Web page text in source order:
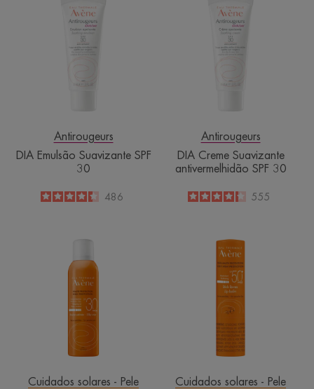
Emulsão
Suavizante
Antirougeurs
DIA Emulsão Suavizante SPF
30
4.4
/
5
486
Creme
Suavizante
Antirougeurs
DIA Creme Suavizante
antivermelhidão SPF 30
4.2
/
5
555
SPF
30
Cuidados solares - Pele
Stick
Labial
SPF
50+
Cuidados solares - Pele